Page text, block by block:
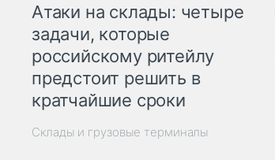
Атаки на склады: четыре
задачи, которые
российскому ритейлу
предстоит решить в
кратчайшие сроки
Склады и грузовые терминалы